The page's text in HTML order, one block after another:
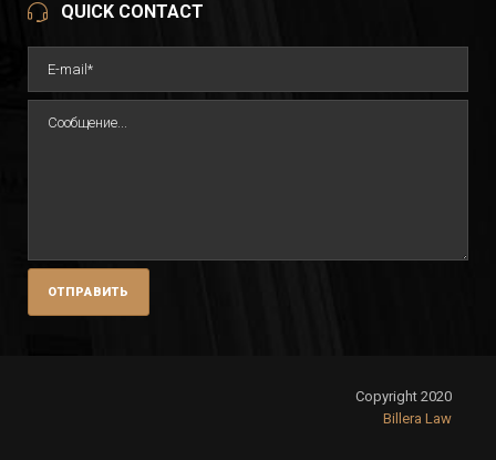
QUICK CONTACT
Copyright 2020
Billera Law